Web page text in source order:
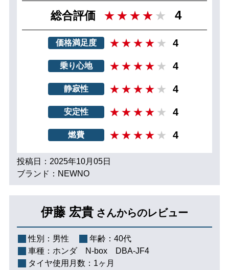
総合評価 4
価格満足度 4
乗り心地 4
静寂性 4
安定性 4
燃費 4
投稿日：2025年10月05日
ブランド：NEWNO
伊藤 宏貴 さんからのレビュー
性別： 男性 年齢： 40代
車種： ホンダ N‐box DBA-JF4
タイヤ使用月数： 1ヶ月